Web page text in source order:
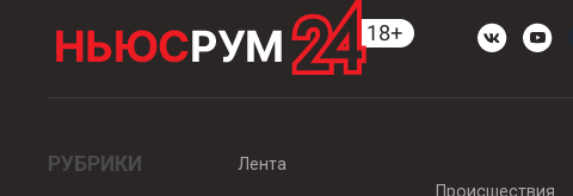
РУБРИКИ
Лента
Происшествия